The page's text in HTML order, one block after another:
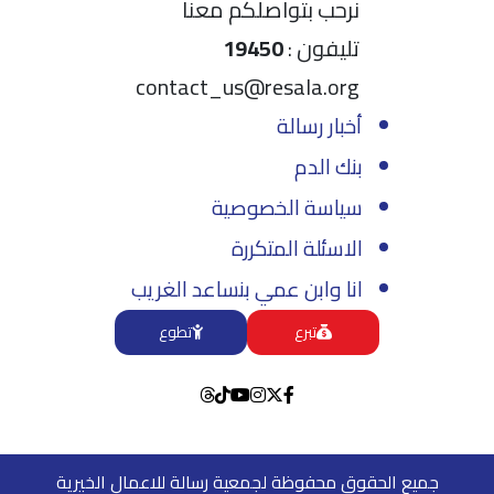
نرحب بتواصلكم معنا
تليفون :19450
contact_us@resala.org
أخبار رسالة
بنك الدم
سياسة الخصوصية
الاسئلة المتكررة
انا وابن عمي بنساعد الغريب
تبرع تطوع
جميع الحقوق محفوظة لجمعية رسالة للاعمال الخيرية